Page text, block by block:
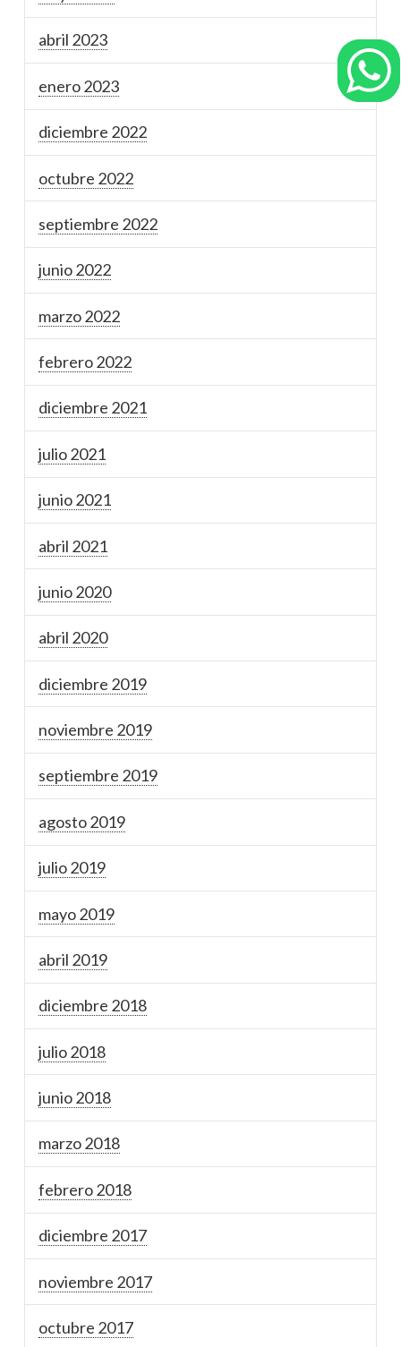
abril 2023
enero 2023
diciembre 2022
octubre 2022
septiembre 2022
junio 2022
marzo 2022
febrero 2022
diciembre 2021
julio 2021
junio 2021
abril 2021
junio 2020
abril 2020
diciembre 2019
noviembre 2019
septiembre 2019
agosto 2019
julio 2019
mayo 2019
abril 2019
diciembre 2018
julio 2018
junio 2018
marzo 2018
febrero 2018
diciembre 2017
noviembre 2017
octubre 2017